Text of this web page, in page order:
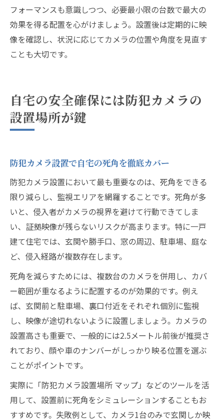
フォーマンスも意識しつつ、必要最小限の台数で最大の
効果を得る配置を心がけましょう。設置後は定期的に映
像を確認し、状況に応じてカメラの位置や角度を見直す
ことも大切です。
自宅の安全確保には防犯カメラの
設置場所が鍵
防犯カメラ設置で自宅の死角を徹底カバー
防犯カメラ設置において最も重要なのは、死角をできる
限り減らし、監視エリアを網羅することです。死角が多
いと、侵入者がカメラの視界を避けて行動できてしま
い、証拠映像が残らないリスクが高まります。特に一戸
建て住宅では、玄関や勝手口、窓の周辺、駐車場、庭な
ど、侵入経路が複数存在します。
死角を減らすためには、複数台のカメラを併用し、カバ
ー範囲が重なるように配置するのが効果的です。例え
ば、玄関前と駐車場、裏口付近をそれぞれ個別に監視
し、映像が途切れないように設置しましょう。カメラの
設置高さも重要で、一般的には2.5メートル前後が推奨さ
れており、顔や車のナンバーがしっかり映る位置を選ぶ
ことがポイントです。
実際に「防犯カメラ設置場所 マップ」などのツールを活
用して、設置前に死角をシミュレーションすることもお
すすめです。失敗例として、カメラ1台のみで玄関しか映